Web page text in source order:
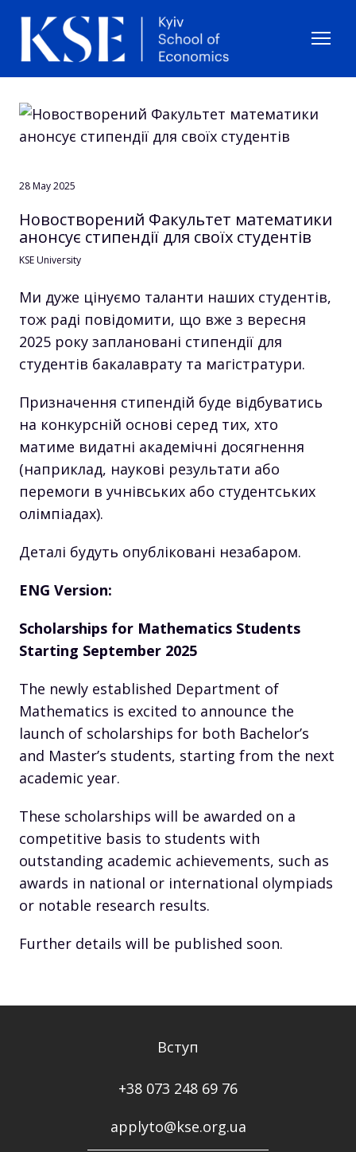
28 May 2025
Новостворений Факультет математики
анонсує стипендії для своїх студентів
KSE University
Ми дуже цінуємо таланти наших студентів,
тож раді повідомити, що вже з вересня
2025 року заплановані стипендії для
студентів бакалаврату та магістратури.
Призначення стипендій буде відбуватись
на конкурсній основі серед тих, хто
матиме видатні академічні досягнення
(наприклад, наукові результати або
перемоги в учнівських або студентських
олімпіадах).
Деталі будуть опубліковані незабаром.
ENG Version:
Scholarships for Mathematics Students
Starting September 2025
The newly established Department of
Mathematics is excited to announce the
launch of scholarships for both Bachelor’s
and Master’s students, starting from the next
academic year.
These scholarships will be awarded on a
competitive basis to students with
outstanding academic achievements, such as
awards in national or international olympiads
or notable research results.
Further details will be published soon.
Вступ
+38 073 248 69 76
applyto@kse.org.ua